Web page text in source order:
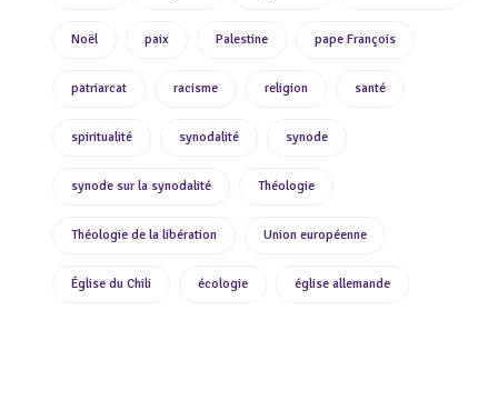
Noël paix Palestine pape François
patriarcat racisme religion santé
spiritualité synodalité synode
synode sur la synodalité Théologie
Théologie de la libération Union européenne
Église du Chili écologie église allemande